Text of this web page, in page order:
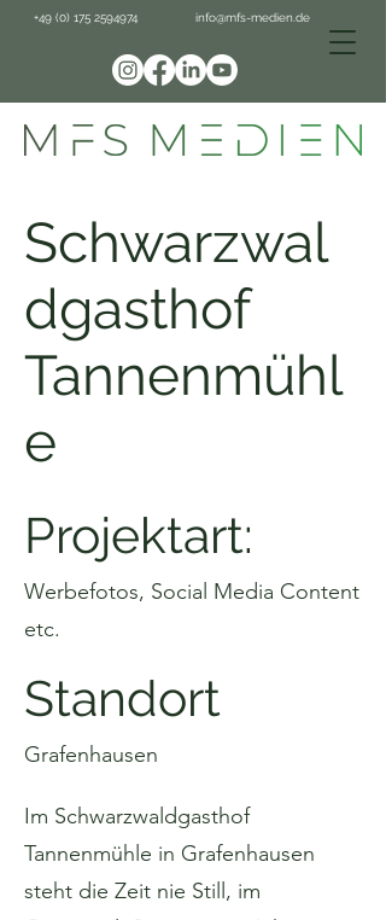
+49 (0) 175 2594974 info@mfs-medien.de
Schwarzwal
dgasthof
Tannenmühl
e
Projektart:
Werbefotos, Social Media Content
etc.
Standort
Grafenhausen
Im Schwarzwaldgasthof
Tannenmühle in Grafenhausen
steht die Zeit nie Still, im